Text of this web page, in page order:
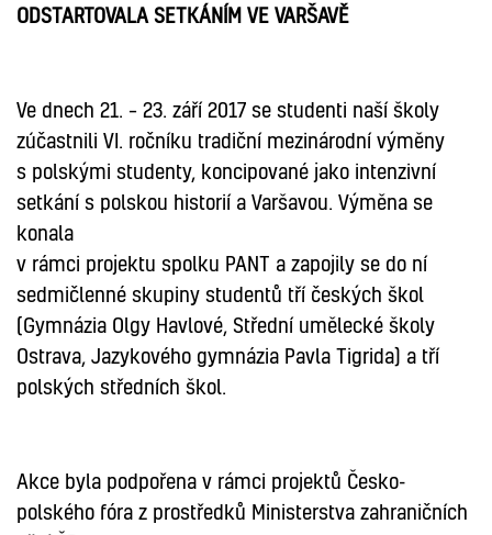
ODSTARTOVALA SETKÁNÍM VE VARŠAVĚ
Ve dnech 21. – 23. září 2017 se studenti naší školy
zúčastnili VI. ročníku tradiční mezinárodní výměny
s polskými studenty, koncipované jako intenzivní
setkání s polskou historií a Varšavou. Výměna se
konala
v rámci projektu spolku PANT a zapojily se do ní
sedmičlenné skupiny studentů tří českých škol
(Gymnázia Olgy Havlové, Střední umělecké školy
Ostrava, Jazykového gymnázia Pavla Tigrida) a tří
polských středních škol.
Akce byla podpořena v rámci projektů Česko-
polského fóra z prostředků Ministerstva zahraničních